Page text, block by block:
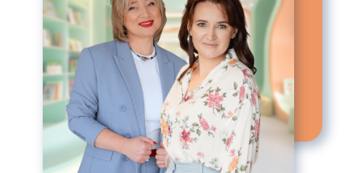
Готовые программы, которые
помогут набрать детей летом и
заработать в низкий сезон.
5 авторов представят свои
программы и конспекты, которые
можно внедрить уже этим летом.